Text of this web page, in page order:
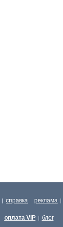
| справка | реклама |
оплата VIP | блог